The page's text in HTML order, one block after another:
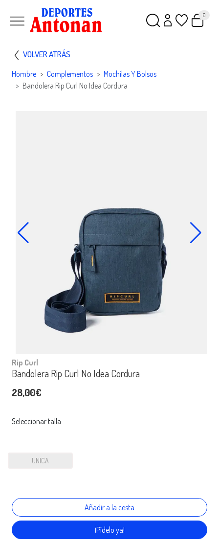
0
VOLVER ATRÁS
Hombre Complementos
Mochilas Y Bolsos
Bandolera Rip Curl No Idea Cordura
Rip Curl
Bandolera Rip Curl No Idea Cordura
28,00€
Seleccionar talla
UNICA
¡Pídelo ya!